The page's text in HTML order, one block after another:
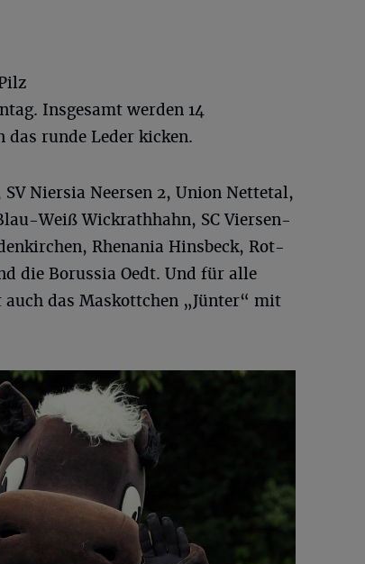
Insgesamt werden 14
das runde Leder kicken.
Niersia Neersen 2, Union Nettetal,
Weiß Wickrathhahn, SC Viersen-
Rhenania Hinsbeck, Rot-
die Borussia Oedt. Und für alle
das Maskottchen „Jünter“ mit